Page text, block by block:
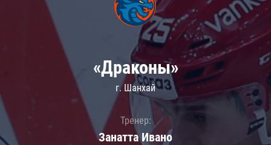
«Драконы»
г. Шанхай
Тренер:
Занатта Иванo